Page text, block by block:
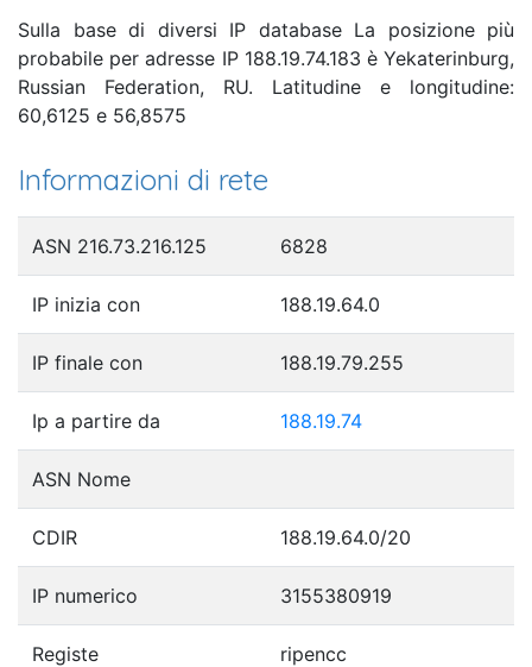
Sulla base di diversi IP database La posizione più
probabile per adresse IP 188.19.74.183 è Yekaterinburg,
Russian Federation, RU. Latitudine e longitudine:
60,6125 e 56,8575
Informazioni di rete
ASN 216.73.216.125 6828
IP inizia con 188.19.64.0
IP finale con 188.19.79.255
Ip a partire da 188.19.74
ASN Nome
CDIR 188.19.64.0/20
IP numerico 3155380919
Registe ripencc